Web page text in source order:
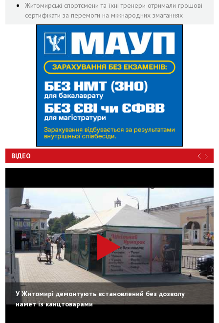
Житомирські спортсмени та їхні тренери отримали грошові
сертифікати за перемоги на міжнародних змаганнях
ВІДЕО
У Житомирі демонтують встановлений без дозволу
намет із канцтоварами